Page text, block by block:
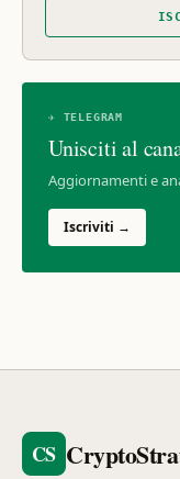
✈ TELEGRAM
Unisciti al
Aggiornamenti e
Iscriviti →
CS